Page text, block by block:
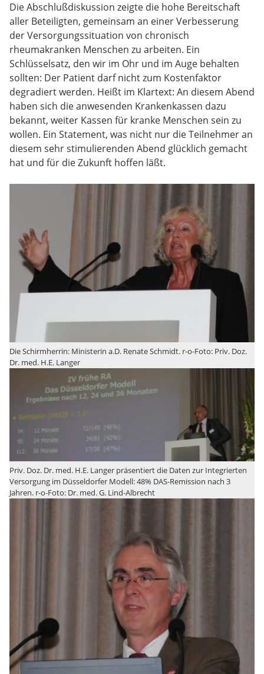
Die Abschlußdiskussion zeigte die hohe Bereitschaft
aller Beteiligten, gemeinsam an einer Verbesserung
der Versorgungssituation von chronisch
rheumakranken Menschen zu arbeiten. Ein
Schlüsselsatz, den wir im Ohr und im Auge behalten
sollten: Der Patient darf nicht zum Kostenfaktor
degradiert werden. Heißt im Klartext: An diesem Abend
haben sich die anwesenden Krankenkassen dazu
bekannt, weiter Kassen für kranke Menschen sein zu
wollen. Ein Statement, was nicht nur die Teilnehmer an
diesem sehr stimulierenden Abend glücklich gemacht
hat und für die Zukunft hoffen läßt.
Die Schirmherrin: Ministerin a.D. Renate Schmidt. r-o-Foto: Priv. Doz.
Dr. med. H.E. Langer
Priv. Doz. Dr. med. H.E. Langer präsentiert die Daten zur Integrierten
Versorgung im Düsseldorfer Modell: 48% DAS-Remission nach 3
Jahren. r-o-Foto: Dr. med. G. Lind-Albrecht